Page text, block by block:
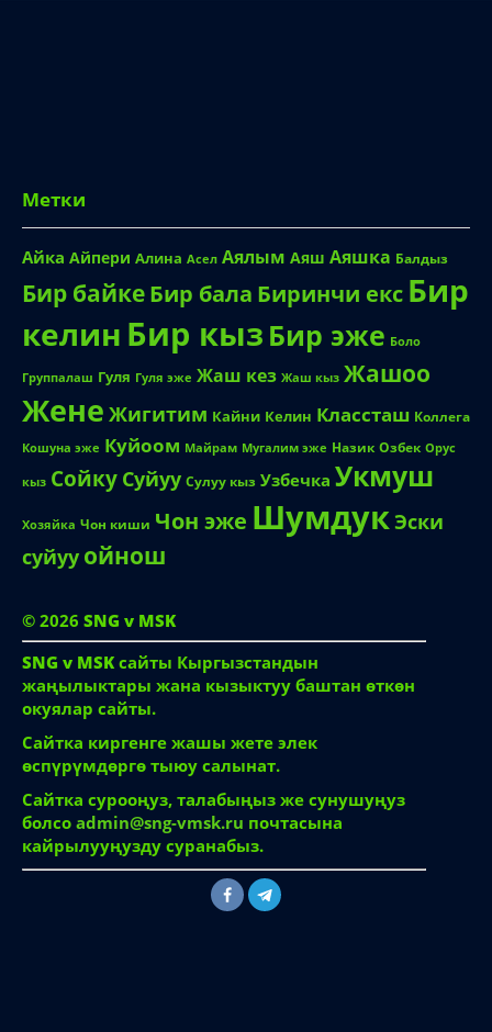
Метки
Айка Айпери Алина Асел Аялым Аяш Аяшка Балдыз
Бир байкеБир бала Биринчи екс Бир
келин Бир кыз Бир эже Боло
Группалаш Гуля Гуля эже Жаш кез Жаш кыз Жашоо
Жене Жигитим Кайни Келин Классташ Коллега
Кошуна эже Куйоом Майрам Мугалим эже Назик Озбек Орус
кыз Сойку Суйуу Сулуу кыз Узбечка Укмуш
Хозяйка Чон киши Чон эже ШумдукЭски
суйуу ойнош
© 2026 SNG v MSK
SNG v MSK сайты Кыргызстандын
жаңылыктары жана кызыктуу баштан өткөн
окуялар сайты.
Сайтка киргенге жашы жете элек
өспүрүмдөргө тыюу салынат.
Сайтка сурооңуз, талабыңыз же сунушуңуз
болсо admin@sng-vmsk.ru почтасына
кайрылууңузду суранабыз.